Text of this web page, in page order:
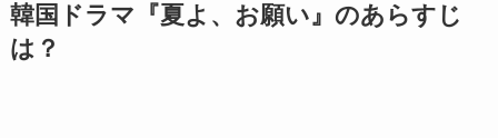
韓国ドラマ『夏よ、お願い』のあらすじ
は？